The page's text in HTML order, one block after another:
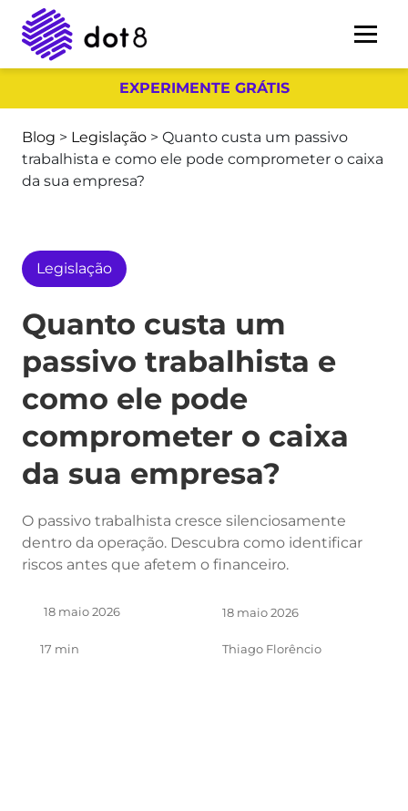
EXPERIMENTE GRÁTIS
Blog > Legislação > Quanto custa um passivo
trabalhista e como ele pode comprometer o caixa
da sua empresa?
Legislação
Quanto custa um
passivo trabalhista e
como ele pode
comprometer o caixa
da sua empresa?
O passivo trabalhista cresce silenciosamente
dentro da operação. Descubra como identificar
riscos antes que afetem o financeiro.
18 maio 2026 18 maio 2026
17 min Thiago Florêncio